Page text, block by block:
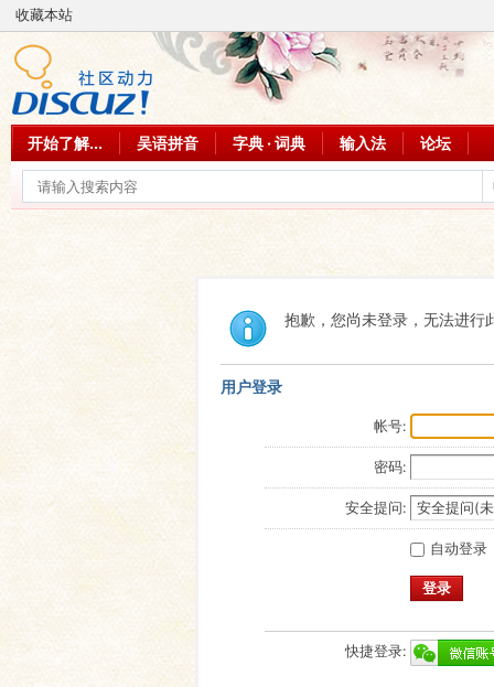
收藏本站
开始了解... 吴语拼音 字典 · 词典 输入法 论坛
抱歉，您尚未登录，无法进行
用户登录
帐号:
密码:
安全提问:
自动登录
登录
快捷登录: